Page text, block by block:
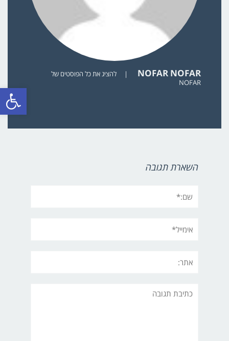
פתח
NOFAR NOFAR
|
להציג את כל הפוסטים של
NOFAR
השארת תגובה